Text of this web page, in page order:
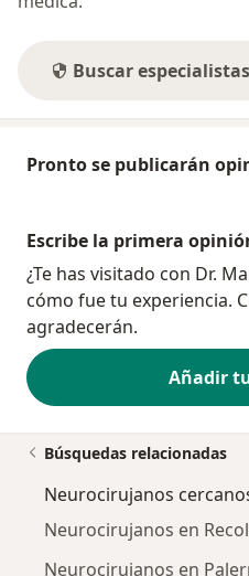
Buscar
Pronto se publicarán
Escribe la primera
¿Te has visitado con Dr.
cómo fue tu experiencia.
agradecerán.
Añadir
Búsquedas relacionadas
Neurocirujanos
Neurocirujanos en
Neurocirujanos en